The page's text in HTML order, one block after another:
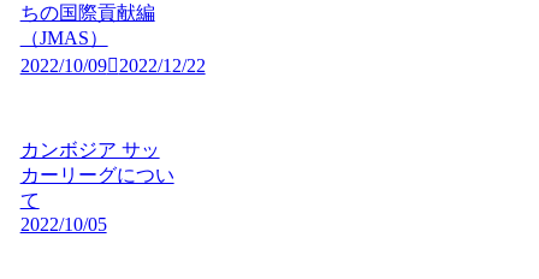
ちの国際貢献編
（JMAS）
2022/10/09
2022/12/22
カンボジア サッ
カーリーグについ
て
2022/10/05